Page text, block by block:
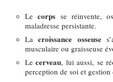
Lecorps se réinvente,
maladresse persistante.
Lacroissance osseuse
musculaire ou graisseuse
Lecerveau, lui aussi, se
perception de soi et gestion